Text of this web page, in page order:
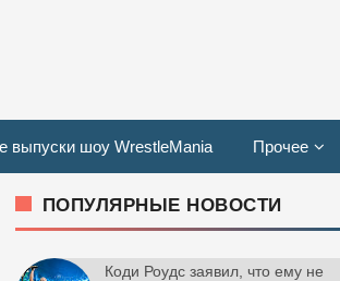
выпуски шоу WrestleMania Прочее
ПОПУЛЯРНЫЕ НОВОСТИ
Коди Роудс заявил, что ему не